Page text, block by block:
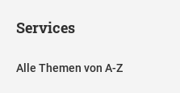
Services
Alle Themen von A-Z